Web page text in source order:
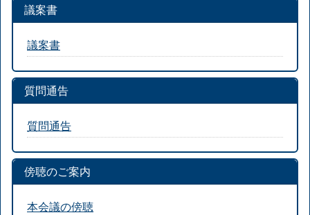
議案書
議案書
質問通告
質問通告
傍聴のご案内
本会議の傍聴